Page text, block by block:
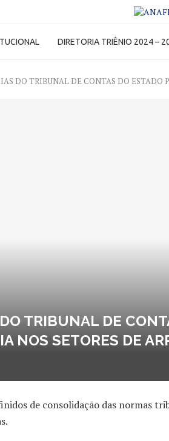
DIRETORIA TRIÊNIO 2024 –
DO TRIBUNAL DE CONTAS DO ESTADO
TRIBUNAL DE
NOS SETORES DE
de consolidação das normas